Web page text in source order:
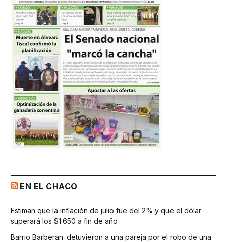
EN EL CHACO
Estiman que la inflación de julio fue del 2% y que el dólar
superará los $1.650 a fin de año
Barrio Barberan: detuvieron a una pareja por el robo de una